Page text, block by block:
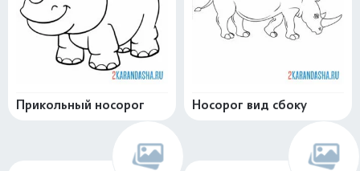
Прикольный носорог Носорог вид сбоку